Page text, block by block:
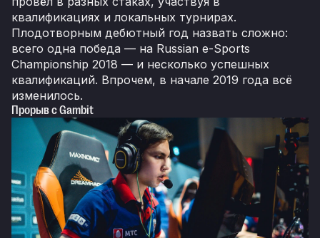
квалификациях и локальных турнирах.
Плодотворным дебютный год назвать сложно:
всего одна победа — на Russian e-Sports
Championship 2018 — и несколько успешных
квалификаций. Впрочем, в начале 2019 года всё
изменилось.
Прорыв с Gambit